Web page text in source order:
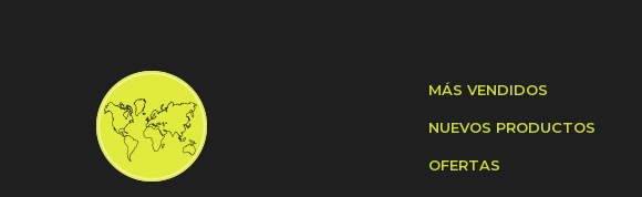
MÁS VENDIDOS
NUEVOS PRODUCTOS
OFERTAS